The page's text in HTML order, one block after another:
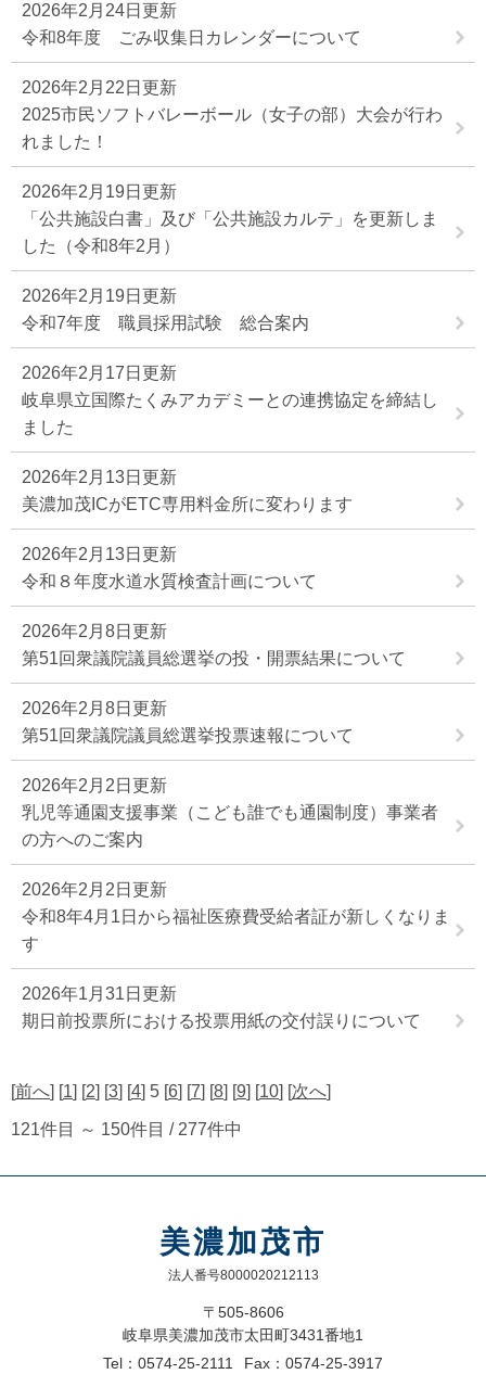
2026年2月24日更新
令和8年度 ごみ収集日カレンダーについて
2026年2月22日更新
2025市民ソフトバレーボール（女子の部）大会が行わ
れました！
2026年2月19日更新
「公共施設白書」及び「公共施設カルテ」を更新しま
した（令和8年2月）
2026年2月19日更新
令和7年度 職員採用試験 総合案内
2026年2月17日更新
岐阜県立国際たくみアカデミーとの連携協定を締結し
ました
2026年2月13日更新
美濃加茂ICがETC専用料金所に変わります
2026年2月13日更新
令和８年度水道水質検査計画について
2026年2月8日更新
第51回衆議院議員総選挙の投・開票結果について
2026年2月8日更新
第51回衆議院議員総選挙投票速報について
2026年2月2日更新
乳児等通園支援事業（こども誰でも通園制度）事業者
の方へのご案内
2026年2月2日更新
令和8年4月1日から福祉医療費受給者証が新しくなりま
す
2026年1月31日更新
期日前投票所における投票用紙の交付誤りについて
[前へ] [1] [2] [3] [4] 5 [6] [7] [8] [9] [10] [次へ]
121件目 ～ 150件目 / 277件中
美濃加茂市
法人番号8000020212113
〒505-8606
岐阜県美濃加茂市太田町3431番地1
Tel：0574-25-2111
Fax：0574-25-3917